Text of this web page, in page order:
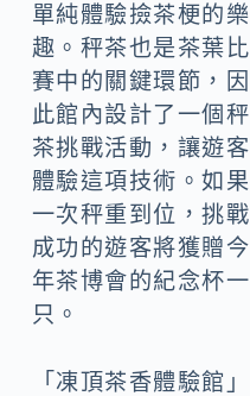
單純體驗撿茶梗的樂
趣。秤茶也是茶葉比
賽中的關鍵環節，因
此館內設計了一個秤
茶挑戰活動，讓遊客
體驗這項技術。如果
一次秤重到位，挑戰
成功的遊客將獲贈今
年茶博會的紀念杯一
只。
「凍頂茶香體驗館」